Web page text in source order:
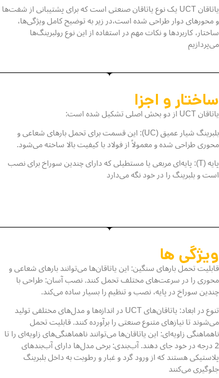
یاتاقان UCT یک نوع یاتاقان صنعتی است که برای پشتیبانی از شفت‌ها
و محورهای دوار طراحی شده است،در زیر به توضیح کامل ویژگی‌ها،
ساختار، کاربردها و نکات مهم در استفاده از این نوع رولبرینگ‌ها
می‌پردازیم
ساختار و اجزا
یاتاقان UCT از دو بخش اصلی تشکیل شده است:
بلبرینگ شیار عمیق (UC): این قسمت برای تحمل بارهای شعاعی و
محوری طراحی شده و معمولاً از فولاد با کیفیت بالا ساخته می‌شود.
پایه (T): پایه‌ای مربعی یا مستطیلی که دارای چندین سوراخ برای نصب
است و بلبرینگ را در خود نگه می‌دارد
ویژگی ها
قابلیت تحمل بارهای سنگین: این یاتاقان‌ها می‌توانند بارهای شعاعی و
محوری را در سرعت‌های مختلف تحمل کنند. نصب آسان: طراحی با
چندین سوراخ در پایه، نصب و تنظیم را بسیار ساده می‌کند.
تنوع در ابعاد: یاتاقان‌های UCT در اندازه‌ها و مدل‌های مختلفی تولید
می‌شوند تا نیازهای متنوع صنعتی را برآورده کنند. قابلیت تحمل
ناهماهنگی زاویه‌ای: این یاتاقان‌ها می‌توانند ناهماهنگی‌های زاویه‌ای را تا
2 درجه در خود جای دهند. آب‌بندی: برخی مدل‌ها دارای آب‌بندهای
پلاستیکی هستند که از ورود گرد و غبار و رطوبت به داخل بلبرینگ
جلوگیری می‌کنند